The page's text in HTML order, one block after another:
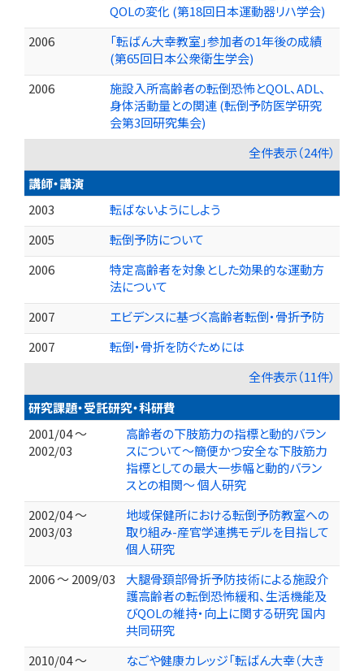
QOLの変化 (第18回日本運動器リハ学会)
2006
「転ばん大幸教室」参加者の1年後の成績
(第65回日本公衆衛生学会)
2006
施設入所高齢者の転倒恐怖とQOL、ADL、
身体活動量との関連 (転倒予防医学研究
会第3回研究集会)
全件表示（24件）
講師・講演
2003
転ばないようにしよう
2005
転倒予防について
2006
特定高齢者を対象とした効果的な運動方
法について
2007
エビデンスに基づく高齢者転倒・骨折予防
2007
転倒・骨折を防ぐためには
全件表示（11件）
研究課題・受託研究・科研費
2001/04 ～
2002/03
高齢者の下肢筋力の指標と動的バラン
スについて～簡便かつ安全な下肢筋力
指標としての最大一歩幅と動的バラン
スとの相関～ 個人研究
2002/04 ～
2003/03
地域保健所における転倒予防教室への
取り組み-産官学連携モデルを目指して
個人研究
2006 ～ 2009/03
大腿骨頚部骨折予防技術による施設介
護高齢者の転倒恐怖緩和、生活機能及
びQOLの維持・向上に関する研究 国内
共同研究
2010/04 ～
なごや健康カレッジ「転ばん大幸（大き